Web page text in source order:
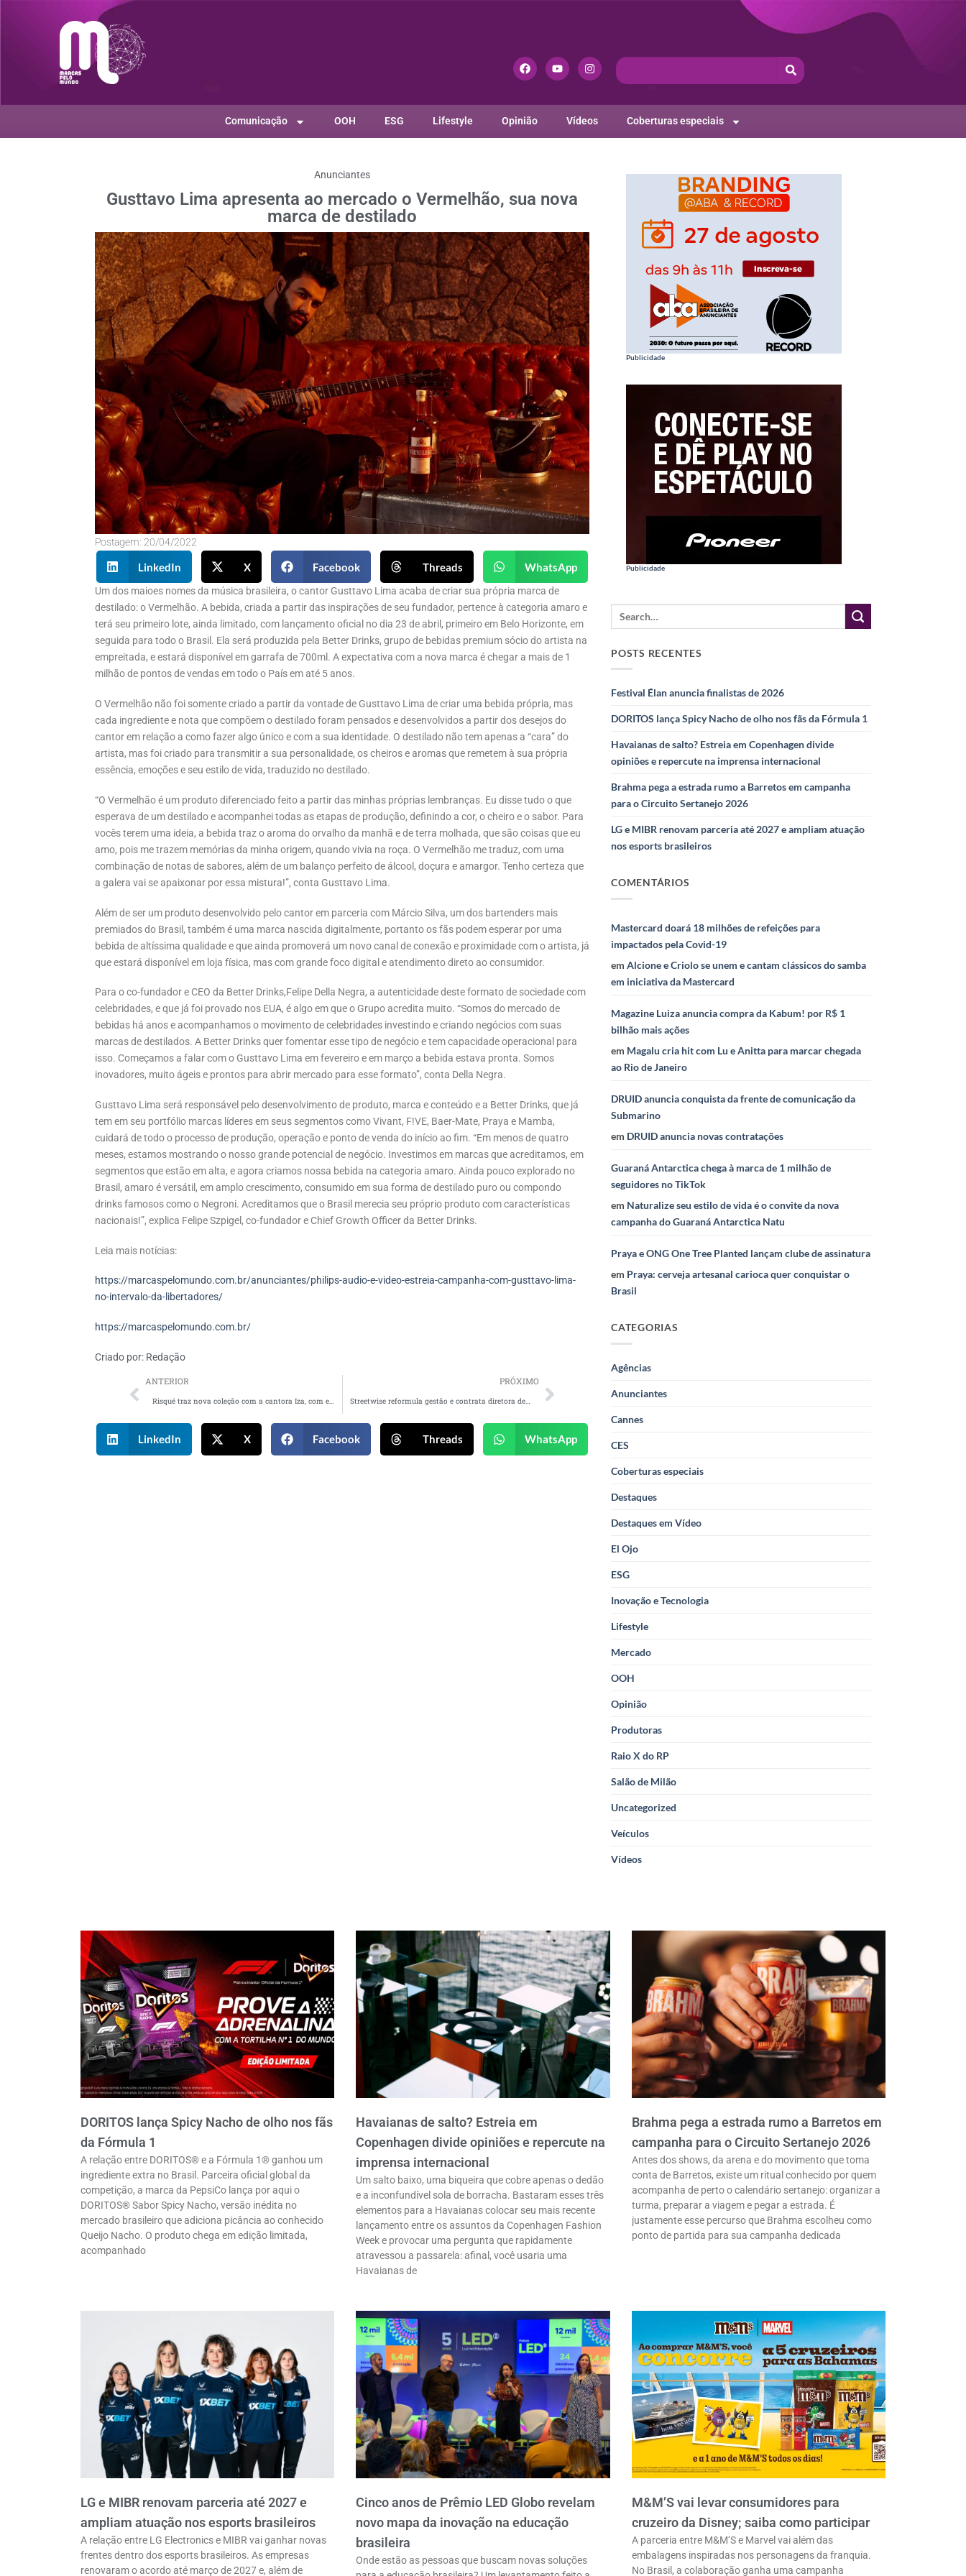
Comunicação OOH ESG Lifestyle Opinião Vídeos Coberturas especiais
Anunciantes
Gusttavo Lima apresenta ao mercado o Vermelhão, sua nova
marca de destilado
Postagem: 20/04/2022
LinkedIn X Facebook Threads WhatsApp
Um dos maioes nomes da música brasileira, o cantor Gusttavo Lima acaba de criar sua própria marca de
destilado: o Vermelhão. A bebida, criada a partir das inspirações de seu fundador, pertence à categoria amaro e
terá seu primeiro lote, ainda limitado, com lançamento oficial no dia 23 de abril, primeiro em Belo Horizonte, em
seguida para todo o Brasil. Ela será produzida pela Better Drinks, grupo de bebidas premium sócio do artista na
empreitada, e estará disponível em garrafa de 700ml. A expectativa com a nova marca é chegar a mais de 1
milhão de pontos de vendas em todo o País em até 5 anos.
O Vermelhão não foi somente criado a partir da vontade de Gusttavo Lima de criar uma bebida própria, mas
cada ingrediente e nota que compõem o destilado foram pensados e desenvolvidos a partir dos desejos do
cantor em relação a como fazer algo único e com a sua identidade. O destilado não tem apenas a “cara” do
artista, mas foi criado para transmitir a sua personalidade, os cheiros e aromas que remetem à sua própria
essência, emoções e seu estilo de vida, traduzido no destilado.
“O Vermelhão é um produto diferenciado feito a partir das minhas próprias lembranças. Eu disse tudo o que
esperava de um destilado e acompanhei todas as etapas de produção, definindo a cor, o cheiro e o sabor. Para
vocês terem uma ideia, a bebida traz o aroma do orvalho da manhã e de terra molhada, que são coisas que eu
amo, pois me trazem memórias da minha origem, quando vivia na roça. O Vermelhão me traduz, com uma
combinação de notas de sabores, além de um balanço perfeito de álcool, doçura e amargor. Tenho certeza que
a galera vai se apaixonar por essa mistura!”, conta Gusttavo Lima.
Além de ser um produto desenvolvido pelo cantor em parceria com Márcio Silva, um dos bartenders mais
premiados do Brasil, também é uma marca nascida digitalmente, portanto os fãs podem esperar por uma
bebida de altíssima qualidade e que ainda promoverá um novo canal de conexão e proximidade com o artista, já
que estará disponível em loja física, mas com grande foco digital e atendimento direto ao consumidor.
Para o co-fundador e CEO da Better Drinks,Felipe Della Negra, a autenticidade deste formato de sociedade com
celebridades, e que já foi provado nos EUA, é algo em que o Grupo acredita muito. “Somos do mercado de
bebidas há anos e acompanhamos o movimento de celebridades investindo e criando negócios com suas
marcas de destilados. A Better Drinks quer fomentar esse tipo de negócio e tem capacidade operacional para
isso. Começamos a falar com o Gusttavo Lima em fevereiro e em março a bebida estava pronta. Somos
inovadores, muito ágeis e prontos para abrir mercado para esse formato”, conta Della Negra.
Gusttavo Lima será responsável pelo desenvolvimento de produto, marca e conteúdo e a Better Drinks, que já
tem em seu portfólio marcas líderes em seus segmentos como Vivant, F!VE, Baer-Mate, Praya e Mamba,
cuidará de todo o processo de produção, operação e ponto de venda do início ao fim. “Em menos de quatro
meses, estamos mostrando o nosso grande potencial de negócio. Investimos em marcas que acreditamos, em
segmentos que estão em alta, e agora criamos nossa bebida na categoria amaro. Ainda pouco explorado no
Brasil, amaro é versátil, em amplo crescimento, consumido em sua forma de destilado puro ou compondo
drinks famosos como o Negroni. Acreditamos que o Brasil merecia seu próprio produto com características
nacionais!”, explica Felipe Szpigel, co-fundador e Chief Growth Officer da Better Drinks.
Leia mais notícias:
https://marcaspelomundo.com.br/anunciantes/philips-audio-e-video-estreia-campanha-com-gusttavo-lima-
no-intervalo-da-libertadores/
https://marcaspelomundo.com.br/
Criado por: Redação
ANTERIOR
Risqué traz nova coleção com a cantora Iza, com esmaltes que retratam a presença das cores em suas raízes
PRÓXIMO
Streetwise reformula gestão e contrata diretora de atendimento e operações
LinkedIn X Facebook Threads WhatsApp
Publicidade
Publicidade
POSTS RECENTES
Festival Élan anuncia finalistas de 2026
DORITOS lança Spicy Nacho de olho nos fãs da Fórmula 1
Havaianas de salto? Estreia em Copenhagen divide
opiniões e repercute na imprensa internacional
Brahma pega a estrada rumo a Barretos em campanha
para o Circuito Sertanejo 2026
LG e MIBR renovam parceria até 2027 e ampliam atuação
nos esports brasileiros
COMENTÁRIOS
Mastercard doará 18 milhões de refeições para
impactados pela Covid-19
emAlcione e Criolo se unem e cantam clássicos do samba
em iniciativa da Mastercard
Magazine Luiza anuncia compra da Kabum! por R$ 1
bilhão mais ações
em Magalu cria hit com Lu e Anitta para marcar chegada
ao Rio de Janeiro
DRUID anuncia conquista da frente de comunicação da
Submarino
em DRUID anuncia novas contratações
Guaraná Antarctica chega à marca de 1 milhão de
seguidores no TikTok
em Naturalize seu estilo de vida é o convite da nova
campanha do Guaraná Antarctica Natu
Praya e ONG One Tree Planted lançam clube de assinatura
em Praya: cerveja artesanal carioca quer conquistar o
Brasil
CATEGORIAS
Agências
Anunciantes
Cannes
CES
Coberturas especiais
Destaques
Destaques em Vídeo
El Ojo
ESG
Inovação e Tecnologia
Lifestyle
Mercado
OOH
Opinião
Produtoras
Raio X do RP
Salão de Milão
Uncategorized
Veículos
Vídeos
DORITOS lança Spicy Nacho de olho nos fãs
da Fórmula 1
A relação entre DORITOS® e a Fórmula 1® ganhou um
ingrediente extra no Brasil. Parceira oficial global da
competição, a marca da PepsiCo lança por aqui o
DORITOS® Sabor Spicy Nacho, versão inédita no
mercado brasileiro que adiciona picância ao conhecido
Queijo Nacho. O produto chega em edição limitada,
acompanhado
Havaianas de salto? Estreia em
Copenhagen divide opiniões e repercute na
imprensa internacional
Um salto baixo, uma biqueira que cobre apenas o dedão
e a inconfundível sola de borracha. Bastaram esses três
elementos para a Havaianas colocar seu mais recente
lançamento entre os assuntos da Copenhagen Fashion
Week e provocar uma pergunta que rapidamente
atravessou a passarela: afinal, você usaria uma
Havaianas de
Brahma pega a estrada rumo a Barretos em
campanha para o Circuito Sertanejo 2026
Antes dos shows, da arena e do movimento que toma
conta de Barretos, existe um ritual conhecido por quem
acompanha de perto o calendário sertanejo: organizar a
turma, preparar a viagem e pegar a estrada. É
justamente esse percurso que Brahma escolheu como
ponto de partida para sua campanha dedicada
LG e MIBR renovam parceria até 2027 e
ampliam atuação nos esports brasileiros
A relação entre LG Electronics e MIBR vai ganhar novas
frentes dentro dos esports brasileiros. As empresas
renovaram o acordo até março de 2027 e, além de
Cinco anos de Prêmio LED Globo revelam
novo mapa da inovação na educação
brasileira
Onde estão as pessoas que buscam novas soluções
M&M’S vai levar consumidores para
cruzeiro da Disney; saiba como participar
A parceria entre M&M’S e Marvel vai além das
embalagens inspiradas nos personagens da franquia.
No Brasil, a colaboração ganha uma campanha